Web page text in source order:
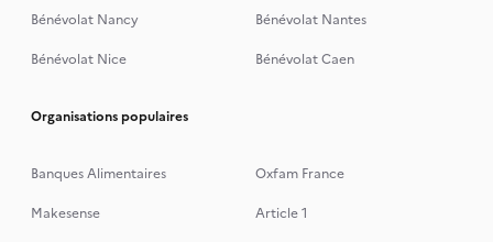
Bénévolat Nancy
Bénévolat Nantes
Bénévolat Nice
Bénévolat Caen
Organisations populaires
Banques Alimentaires
Oxfam France
Makesense
Article 1